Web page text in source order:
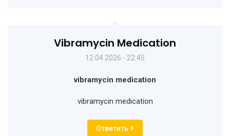
Vibramycin Medication
12.04.2026 - 22:45
vibramycin medication
vibramycin medication
Ответить